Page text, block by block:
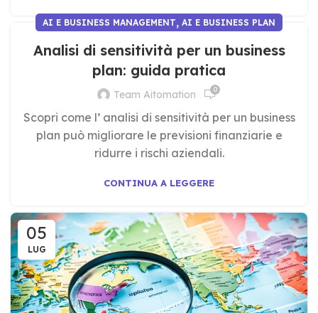
AI E BUSINESS MANAGEMENT, AI E BUSINESS PLAN
Analisi di sensitività per un business
plan: guida pratica
Team Aitomation 0
Scopri come l’ analisi di sensitività per un business
plan può migliorare le previsioni finanziarie e
ridurre i rischi aziendali.
CONTINUA A LEGGERE
05
LUG